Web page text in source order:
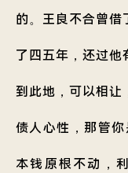
的。王良不合曾借
了四五年，还过
到此地，可以相让
债人心性，那管你
本钱原根不动，